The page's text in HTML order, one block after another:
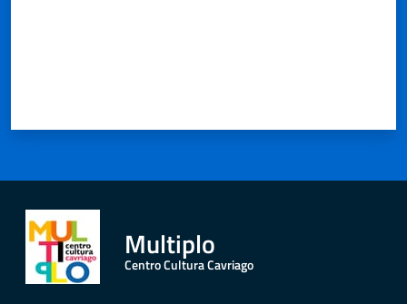
Multiplo
Centro Cultura Cavriago